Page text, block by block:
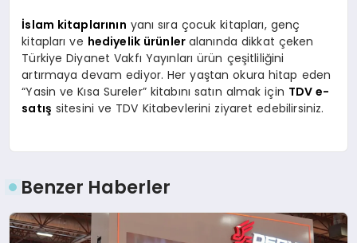
İslam kitaplarının yanı sıra çocuk kitapları, genç
kitapları ve hediyelik ürünler alanında dikkat çeken
Türkiye Diyanet Vakfı Yayınları ürün çeşitliliğini
artırmaya devam ediyor. Her yaştan okura hitap eden
“Yasin ve Kısa Sureler” kitabını satın almak için TDV e-
satış sitesini ve TDV Kitabevlerini ziyaret edebilirsiniz.
Benzer Haberler